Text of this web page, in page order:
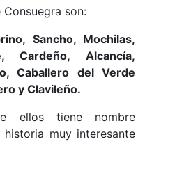
son:
Sancho, Mochilas,
Cardeño, Alcancía,
Caballero del Verde
y Clavileño.
ellos tiene nombre
muy interesante